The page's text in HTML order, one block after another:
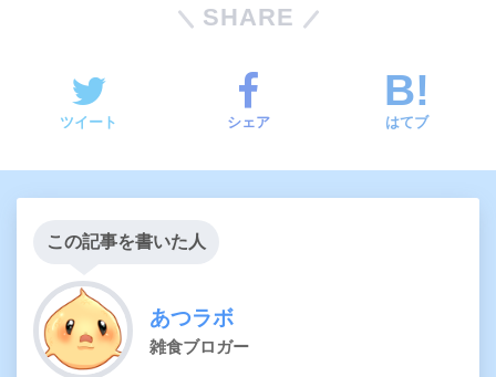
SHARE
ツイート シェア はてブ
この記事を書いた人
あつラボ
雑食ブロガー